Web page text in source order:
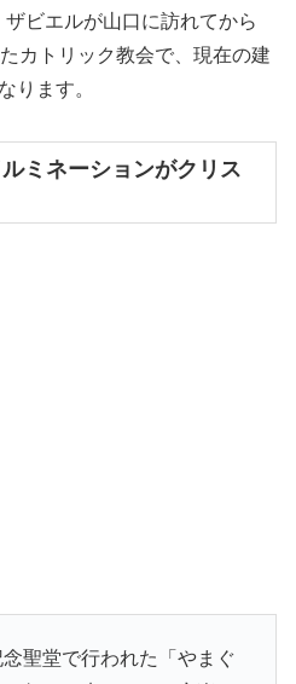
ビエルが山口に訪れてから
カトリック教会で、現在の建
ります。
ミネーションがクリス
聖堂で行われた「やまぐ